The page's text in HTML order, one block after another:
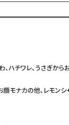
ハチワレ、うさぎから
顔モナカの他、レモンシ